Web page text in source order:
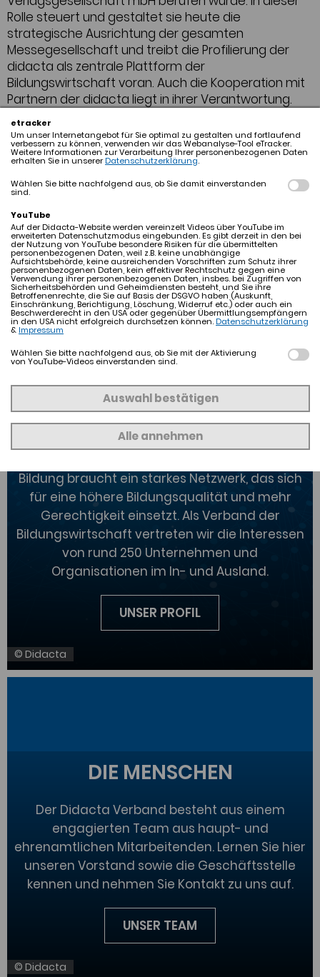
Rolle steuert und gestaltet sie heute die
strategische Ausrichtung der gesamten
Messegesellschaft und treibt die Profilierung der
didacta als zentrale Plattform der
Bildungswirtschaft voran. Auch die Kooperation mit
Partnern der didacta liegt in ihrer Verantwortung.
Ihre langjährige Erfahrung und ihr tiefes Verständnis
für die Bildungslandschaft bringt Dinah Korb gezielt
in die Messeformate ein. Ihr Anspruch ist es, die
didacta als relevanten Begegnungsraum für Praxis,
Politik, Wissenschaft und Wirtschaft weiter zu
stärken und neue Formate des Austauschs zu
etablieren.
Dinah Korb verbringt ihre Freizeit gern in der Natur.
Sie hält sich bevorzugt am Wasser auf, ist viel im
Freien unterwegs – oft gemeinsam mit ihren
Hunden – und findet Ausgleich beim Lesen.
DAS SIND WIR
Bildung braucht ein starkes Netzwerk, das sich
für eine höhere Bildungsqualität und mehr
Gerechtigkeit einsetzt. Als Verband der
Bildungswirtschaft vertreten wir die Interessen
von rund 250 Unternehmen und
Organisationen im In- und Ausland.
UNSER PROFIL
© Didacta
DIE MENSCHEN
Der Didacta Verband besteht aus einem
engagierten Team aus haupt- und
ehrenamtlichen Mitarbeitenden. Lernen Sie hier
unseren Vorstand sowie die Geschäftsstelle
kennen und nehmen Sie Kontakt zu uns auf.
UNSER TEAM
© Didacta
etracker
Um unser Internetangebot für Sie optimal zu gestalten und fortlaufend
verbessern zu können, verwenden wir das Webanalyse-Tool eTracker.
Weitere Informationen zur Verarbeitung Ihrer personenbezogenen Daten
erhalten Sie in unsererDatenschutzerklärung.
Wählen Sie bitte nachfolgend aus, ob Sie damit einverstanden
sind.
YouTube
Auf der Didacta-Website werden vereinzelt Videos über YouTube im
erweiterten Datenschutzmodus eingebunden. Es gibt derzeit in den bei
der Nutzung von YouTube besondere Risiken für die übermittelten
personenbezogenen Daten, weil z.B. keine unabhängige
Aufsichtsbehörde, keine ausreichenden Vorschriften zum Schutz ihrer
personenbezogenen Daten, kein effektiver Rechtschutz gegen eine
Verwendung ihrer personenbezogenen Daten, insbes. bei Zugriffen von
Sicherheitsbehörden und Geheimdiensten besteht, und Sie ihre
Betroffenenrechte, die Sie auf Basis der DSGVO haben (Auskunft,
Einschränkung, Berichtigung, Löschung, Widerruf etc.) oder auch ein
Beschwerderecht in den USA oder gegenüber Übermittlungsempfängern
in den USA nicht erfolgreich durchsetzen können.Datenschutzerklärung
&Impressum
Wählen Sie bitte nachfolgend aus, ob Sie mit der Aktivierung
von YouTube-Videos einverstanden sind.
Auswahl bestätigen
Alle annehmen